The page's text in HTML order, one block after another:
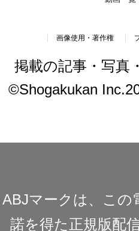
画像使用・著作権
掲載の記事・写真
©Shogakukan
ABJマークは、この
諾を得た正規版配